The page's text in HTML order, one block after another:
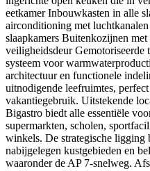
eetkamer Inbouwkasten in alle
airconditioning met
slaapkamers Buitenkozijnen
veiligheidsdeur Gemotoriseerde
systeem voor
architectuur en functionele
uitnodigende leefruimtes,
vakantiegebruik. Uitstekende
Bigastro biedt alle essentiële
supermarkten, scholen,
winkels. De strategische ligging
nabijgelegen kustgebieden en
waaronder de AP 7-snelweg.